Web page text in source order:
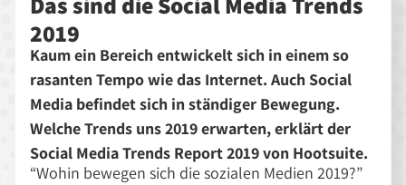
2019
Kaum ein Bereich entwickelt sich in einem so
rasanten Tempo wie das Internet. Auch Social
Media befindet sich in ständiger Bewegung.
Welche Trends uns 2019 erwarten, erklärt der
Social Media Trends Report 2019 von Hootsuite.
“Wohin bewegen sich die sozialen Medien 2019?”